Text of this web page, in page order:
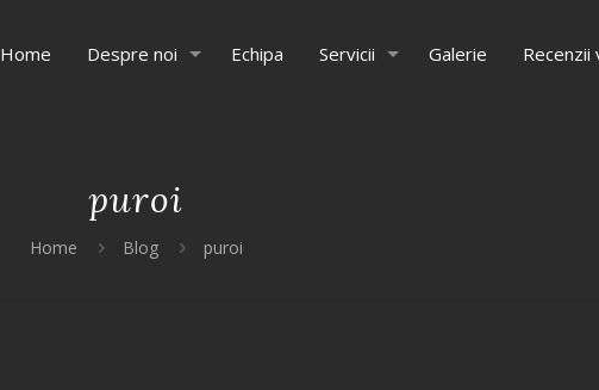
Home Despre noi Echipa Servicii Galerie Recenzii
puroi
Home Blog puroi